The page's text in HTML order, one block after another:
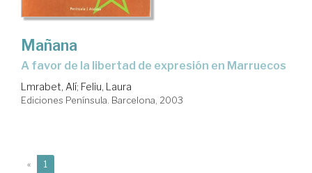
Mañana
a favor de la libertad de expresión en Marruecos
Lmrabet, Alí; Feliu, Laura
Ediciones Península. Barcelona, 2003
« 1